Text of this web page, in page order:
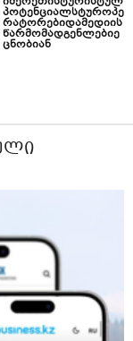
პოტენციალსტუროპე
რატორებიდამედიის
წარმომადგენლებიე
ცნობიან